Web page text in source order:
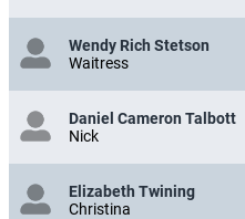
Wendy Rich Stetson
Waitress
Daniel Cameron Talbott
Nick
Elizabeth Twining
Christina